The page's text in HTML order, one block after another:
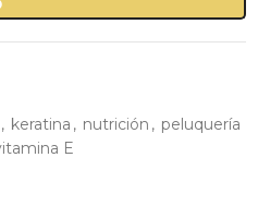
, keratina , nutrición , peluquería
E